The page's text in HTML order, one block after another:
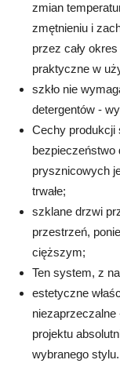
zmian
zmętnieniu i
przez cały
praktyczne w
szkło nie
detergentów -
Cechy produkcji
bezpieczeństwo
prysznicowych
trwałe;
szklane drzwi
przestrzeń,
cięższym;
Ten system, z
estetyczne
niezaprzeczalne
projektu
wybranego